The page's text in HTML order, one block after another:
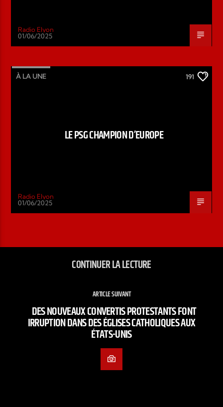
Radio Elyon
01/06/2025
À LA UNE 191
LE PSG CHAMPION D’EUROPE
Radio Elyon
01/06/2025
CONTINUER LA LECTURE
ARTICLE SUIVANT
DES NOUVEAUX CONVERTIS PROTESTANTS FONT
IRRUPTION DANS DES ÉGLISES CATHOLIQUES AUX
ÉTATS-UNIS